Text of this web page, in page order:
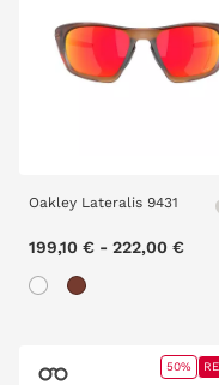
Oakley Lateralis 9431
199,10 € - 222,00 €
50%